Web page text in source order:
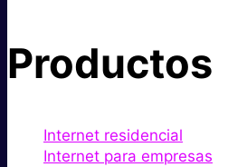
Productos
Internet residencial
Internet para empresas